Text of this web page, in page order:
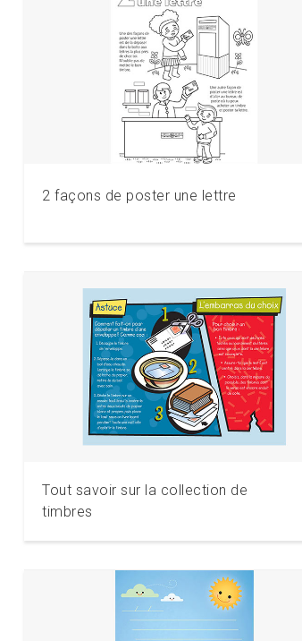
Télécharger
2 façons de poster une lettre
Télécharger
Tout savoir sur la collection de
timbres